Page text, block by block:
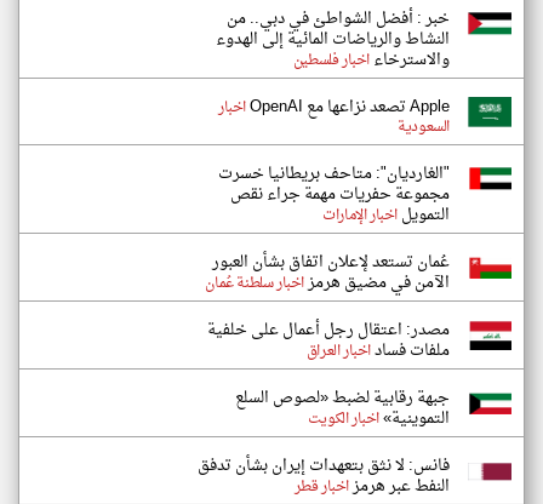
خبر : أفضل الشواطئ في دبي.. من
النشاط والرياضات المائية إلى الهدوء
والاسترخاءاخبار فلسطين
Apple تصعد نزاعها مع OpenAI اخبار
السعودية
"الغارديان": متاحف بريطانيا خسرت
مجموعة حفريات مهمة جراء نقص
التمويلاخبار الإمارات
عُمان تستعد لإعلان اتفاق بشأن العبور
الآمن في مضيق هرمزاخبار سلطنة عُمان
مصدر: اعتقال رجل أعمال على خلفية
ملفات فساداخبار العراق
جبهة رقابية لضبط «لصوص السلع
التموينية»اخبار الكويت
فانس: لا نثق بتعهدات إيران بشأن تدفق
النفط عبر هرمزاخبار قطر